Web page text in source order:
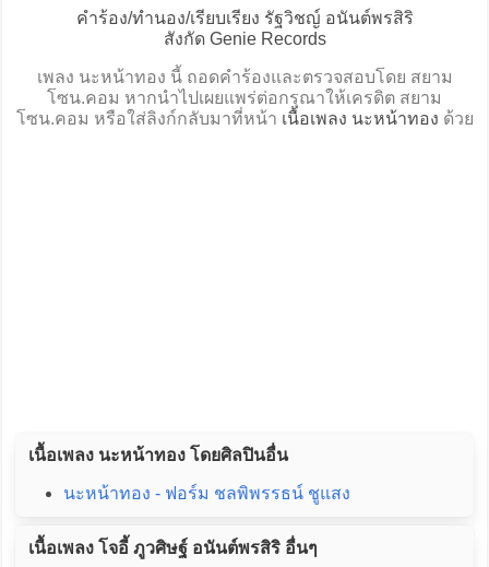
คำร้อง/ทำนอง/เรียบเรียง รัฐวิชญ์ อนันต์พรสิริ
สังกัด Genie Records
เพลง นะหน้าทอง นี้ ถอดคำร้องและตรวจสอบโดย สยาม
โซน.คอม หากนำไปเผยแพร่ต่อกรุณาให้เครดิต สยาม
โซน.คอม หรือใส่ลิงก์กลับมาที่หน้า เนื้อเพลง นะหน้าทอง ด้วย
เนื้อเพลง นะหน้าทอง โดยศิลปินอื่น
นะหน้าทอง - ฟอร์ม ชลพิพรรธน์ ชูแสง
เนื้อเพลง โจอี้ ภูวศิษฐ์ อนันต์พรสิริ อื่นๆ